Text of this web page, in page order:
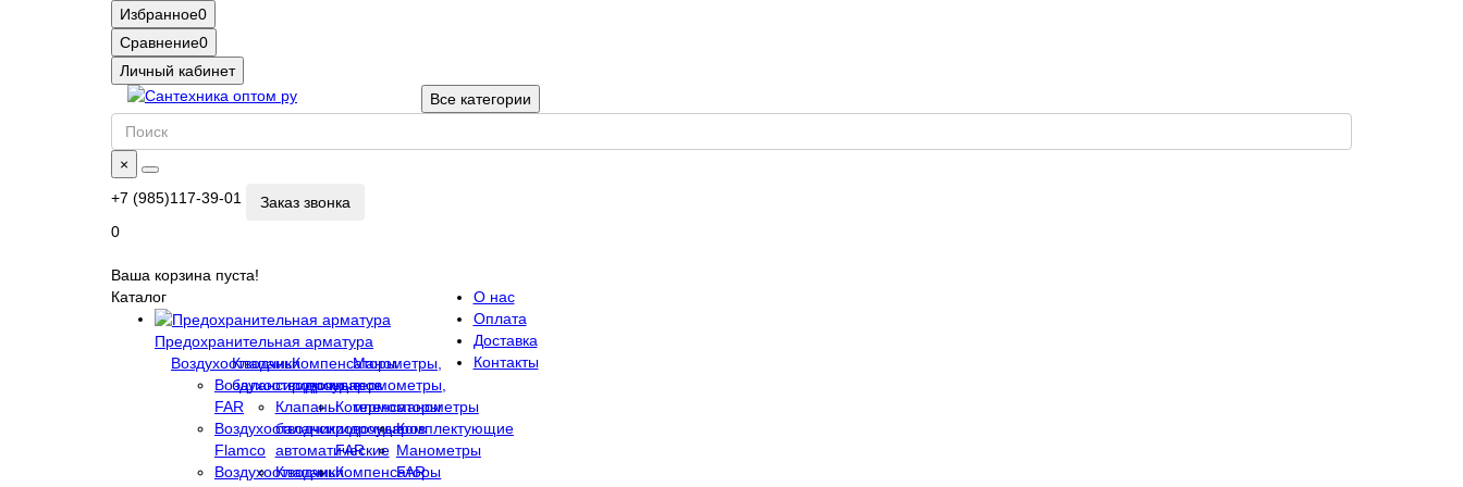
Избранное0
Сравнение0
Личный кабинет
Все категории
×
+7 (985)117-39-01
Заказ звонка
0
Ваша корзина пуста!
Каталог
Предохранительная арматура
Воздухоотводчики
Воздухоотводчики
FAR
Воздухоотводчики
Flamco
Воздухоотводчики
Клапаны
балансировочные
Клапаны
балансировочные
автоматические
Клапаны
Компенсаторы
гидроударов
Компенсаторы
гидроударов
FAR
Компенсаторы
Манометры,
термометры,
термоманометры
Комплектующие
Манометры
FAR
О нас
Оплата
Доставка
Контакты